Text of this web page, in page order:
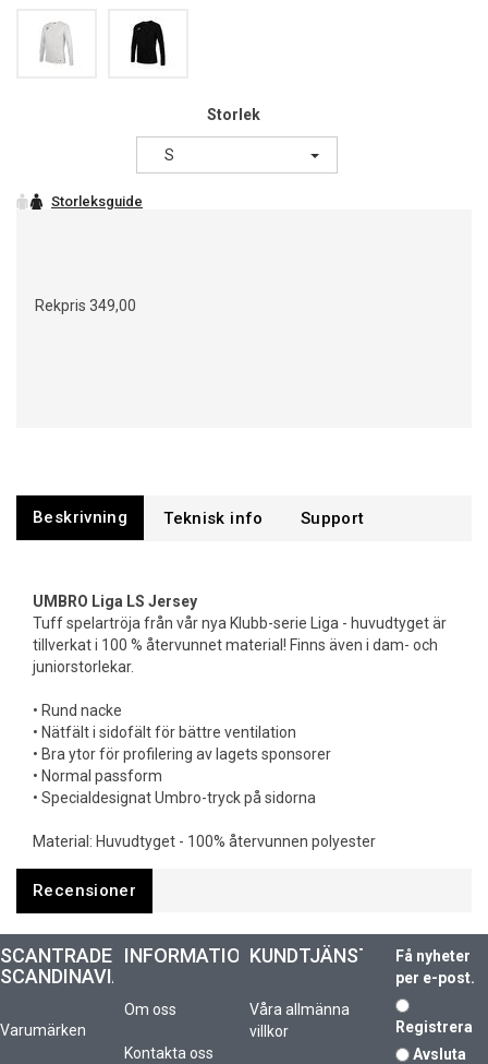
Storlek
S
Rekpris 349,00
Beskrivning Support
UMBRO Liga LS Jersey
Tuff spelartröja från vår nya Klubb-serie Liga - huvudtyget är
tillverkat i 100 % återvunnet material! Finns även i dam- och
juniorstorlekar.
• Rund nacke
• Nätfält i sidofält för bättre ventilation
• Bra ytor för profilering av lagets sponsorer
• Normal passform
• Specialdesignat Umbro-tryck på sidorna
Material: Huvudtyget - 100% återvunnen polyester
Recensioner
SCANTRADE
SCANDINAVIA
Varumärken
INFORMATION
Om oss
Kontakta oss
KUNDTJÄNST
Våra allmänna
villkor
Få nyheter
per e-post.
Registrera
Avsluta